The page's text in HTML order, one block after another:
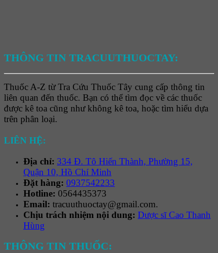
THÔNG TIN TRACUUTHUOCTAY:
Thuốc A-Z từ Tra Cứu Thuốc Tây cung cấp thông tin
liên quan đến thuốc. Bạn có thể tìm đọc về các thuốc
được kê toa cũng như không kê toa, hoặc tìm hiểu dựa
trên phân loại.
LIÊN HỆ:
Địa chỉ: 334 Đ. Tô Hiến Thành, Phường 15,
Quận 10, Hồ Chí Minh
Đặt hàng: 0937542233
Hotline: 0564435373
Email: tracuuthuoctay@gmail.com.
Chịu trách nhiệm nội dung: Dược sĩ Cao Thanh
Hùng
THÔNG TIN THUỐC: